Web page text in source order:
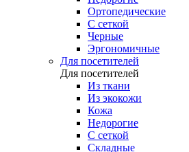
Ортопедические
С сеткой
Черные
Эргономичные
Для посетителей
Для посетителей
Из ткани
Из экокожи
Кожа
Недорогие
С сеткой
Складные